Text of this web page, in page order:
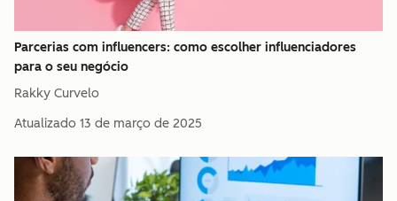
Parcerias com influencers: como escolher influenciadores
para o seu negócio
Rakky Curvelo
Atualizado 13 de março de 2025